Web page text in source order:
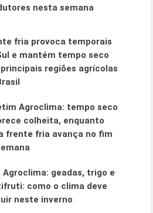
nesta semana
fria provoca temporais
e mantém tempo seco
regiões agrícolas
Agroclima: tempo seco
colheita, enquanto
frente fria avança no fim
Agroclima: geadas, trigo e
como o clima deve
neste inverno